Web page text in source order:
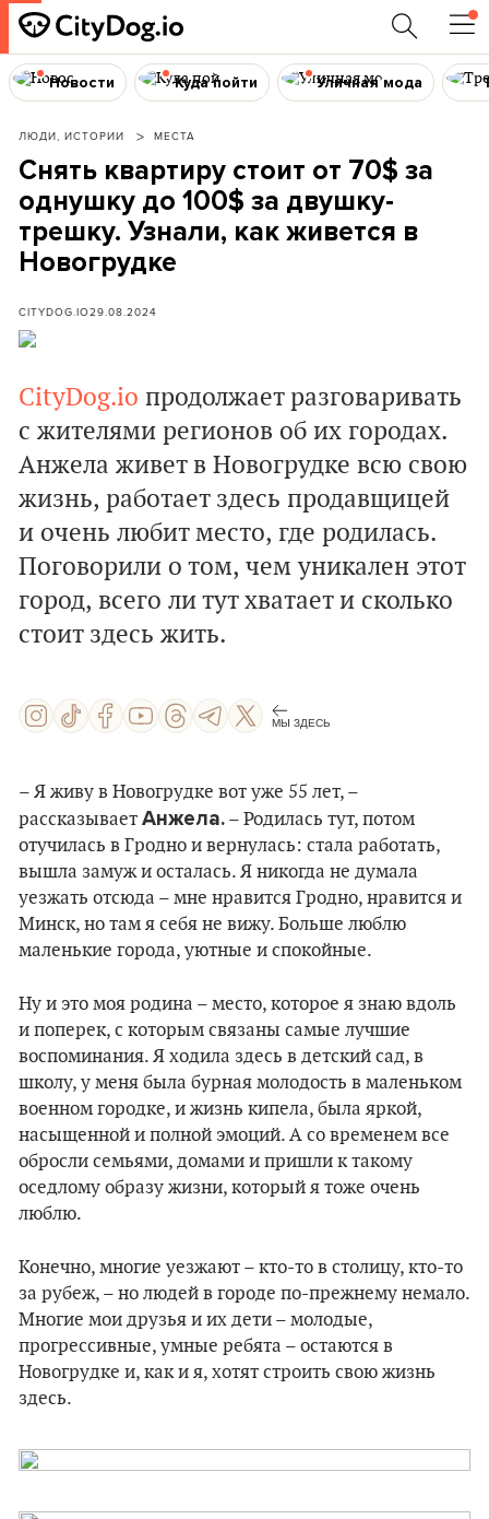
Новости Куда пойти Уличная мода
ЛЮДИ, ИСТОРИИ МЕСТА
Снять квартиру стоит от 70$ за
однушку до 100$ за двушку-
трешку‎. Узнали, как живется в
Новогрудке
CITYDOG.IO29.08.2024
CityDog.io продолжает разговаривать
с жителями регионов об их городах.
Анжела живет в Новогрудке всю свою
жизнь, работает здесь продавщицей
и очень любит место, где родилась.
Поговорили о том, чем уникален этот
город, всего ли тут хватает и сколько
стоит здесь жить.
МЫ ЗДЕСЬ
– Я живу в Новогрудке вот уже 55 лет, –
рассказывает Анжела. – Родилась тут, потом
отучилась в Гродно и вернулась: стала работать,
вышла замуж и осталась. Я никогда не думала
уезжать отсюда – мне нравится Гродно, нравится и
Минск, но там я себя не вижу. Больше люблю
маленькие города, уютные и спокойные.
Ну и это моя родина – место, которое я знаю вдоль
и поперек, с которым связаны самые лучшие
воспоминания. Я ходила здесь в детский сад, в
школу, у меня была бурная молодость в маленьком
военном городке, и жизнь кипела, была яркой,
насыщенной и полной эмоций. А со временем все
обросли семьями, домами и пришли к такому
оседлому образу жизни, который я тоже очень
люблю.
Конечно, многие уезжают – кто-то в столицу, кто-то
за рубеж, – но людей в городе по-прежнему немало.
Многие мои друзья и их дети – молодые,
прогрессивные, умные ребята – остаются в
Новогрудке и, как и я, хотят строить свою жизнь
здесь.